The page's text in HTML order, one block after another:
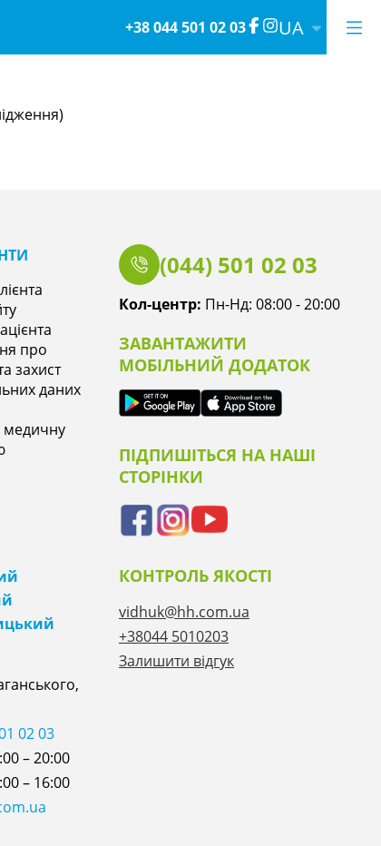
+38 044 501 02 03 UA
про
захист
даних
(044) 501 02 03
Кол-центр: Пн-Нд: 08:00 - 20:00
ЗАВАНТАЖИТИ
МОБІЛЬНИЙ ДОДАТОК
ПІДПИШІТЬСЯ НА НАШІ
СТОРІНКИ
02 03
– 20:00
– 16:00
КОНТРОЛЬ ЯКОСТІ
vidhuk@hh.com.ua
+38044 5010203
Залишити відгук